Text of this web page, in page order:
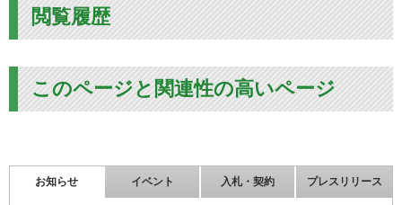
閲覧履歴
このページと関連性の高いページ
お知らせ イベント 入札・契約 プレスリリース